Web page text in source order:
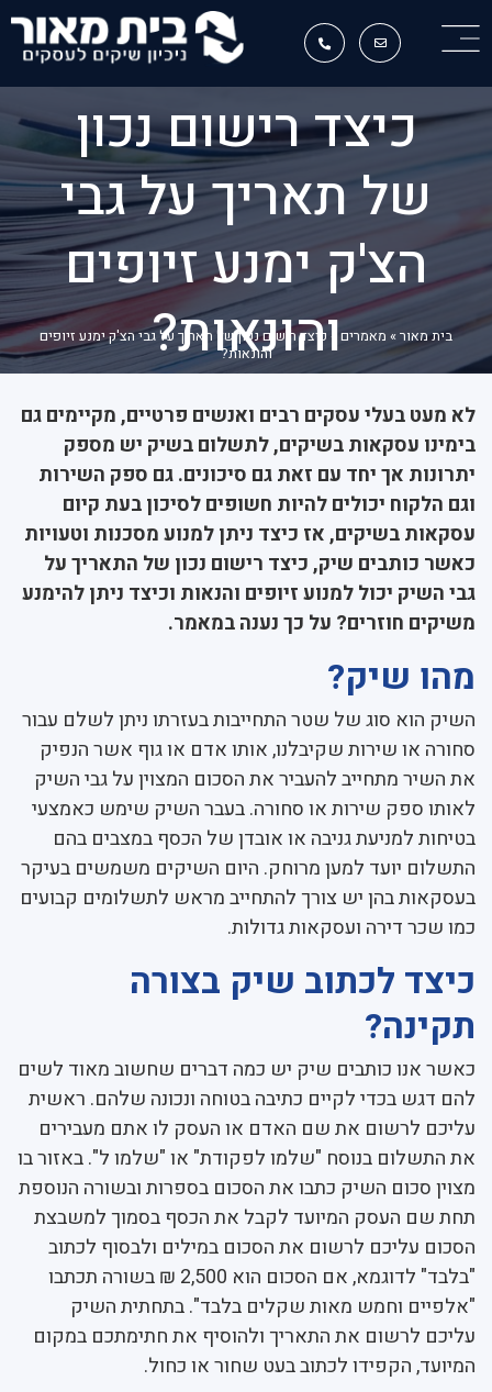
כיצד רישום נכון
של תאריך על גבי
הצ'ק ימנע זיופים
והונאות?
בית מאור» מאמרים » כיצד רישום נכון של תאריך על גבי הצ'ק ימנע זיופים
והונאות?
לא מעט בעלי עסקים רבים ואנשים פרטיים, מקיימים גם
בימינו עסקאות בשיקים, לתשלום בשיק יש מספק
יתרונות אך יחד עם זאת גם סיכונים. גם ספק השירות
וגם הלקוח יכולים להיות חשופים לסיכון בעת קיום
עסקאות בשיקים, אז כיצד ניתן למנוע מסכנות וטעויות
כאשר כותבים שיק, כיצד רישום נכון של התאריך על
גבי השיק יכול למנוע זיופים והנאות וכיצד ניתן להימנע
משיקים חוזרים? על כך נענה במאמר.
מהו שיק?
השיק הוא סוג של שטר התחייבות בעזרתו ניתן לשלם עבור
סחורה או שירות שקיבלנו, אותו אדם או גוף אשר הנפיק
את השיר מתחייב להעביר את הסכום המצוין על גבי השיק
לאותו ספק שירות או סחורה. בעבר השיק שימש כאמצעי
בטיחות למניעת גניבה או אובדן של הכסף במצבים בהם
התשלום יועד למען מרוחק. היום השיקים משמשים בעיקר
בעסקאות בהן יש צורך להתחייב מראש לתשלומים קבועים
כמו שכר דירה ועסקאות גדולות.
כיצד לכתוב שיק בצורה
תקינה?
כאשר אנו כותבים שיק יש כמה דברים שחשוב מאוד לשים
להם דגש בכדי לקיים כתיבה בטוחה ונכונה שלהם. ראשית
עליכם לרשום את שם האדם או העסק לו אתם מעבירים
את התשלום בנוסח "שלמו לפקודת" או "שלמו ל". באזור בו
מצוין סכום השיק כתבו את הסכום בספרות ובשורה הנוספת
תחת שם העסק המיועד לקבל את הכסף בסמוך למשבצת
הסכום עליכם לרשום את הסכום במילים ולבסוף לכתוב
"בלבד" לדוגמא, אם הסכום הוא 2,500 ₪ בשורה תכתבו
"אלפיים וחמש מאות שקלים בלבד". בתחתית השיק
עליכם לרשום את התאריך ולהוסיף את חתימתכם במקום
המיועד, הקפידו לכתוב בעט שחור או כחול.